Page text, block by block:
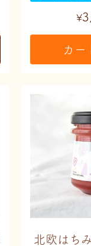
¥
カー
北欧はち